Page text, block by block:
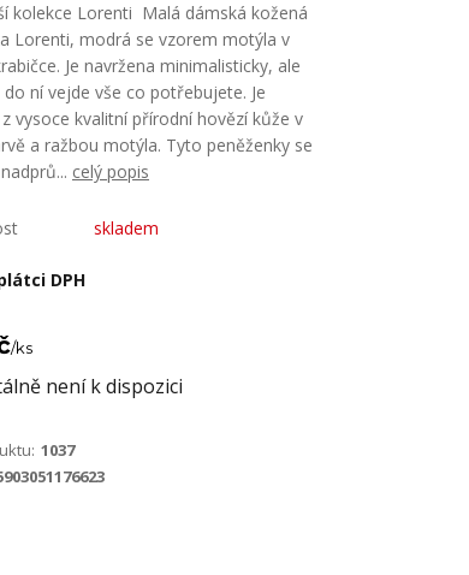
kolekce Lorenti Malá dámská kožená
Lorenti, modrá se vzorem motýla v
Je navržena minimalisticky, ale
ní vejde vše co potřebujete. Je
vysoce kvalitní přírodní hovězí kůže v
a ražbou motýla. Tyto peněženky se
celý popis
skladem
DPH
/ks
není k dispozici
1037